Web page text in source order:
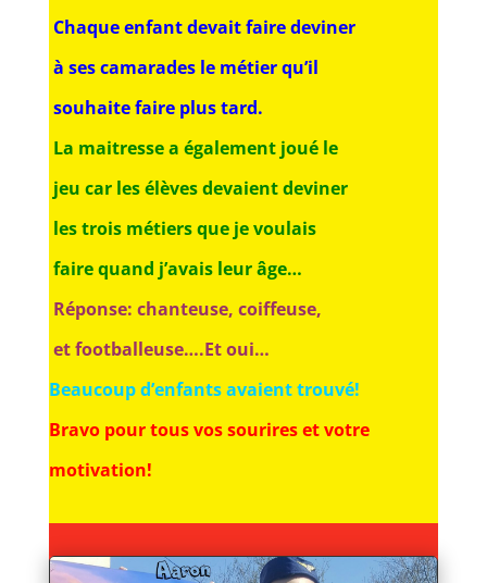
Chaque enfant devait faire deviner
à sescamarades le métier qu’il
souhaite faire plustard.
La maitresse a également joué le
jeu car lesélèves devaient deviner
les trois métiers que je voulais
faire quand j’avais leur âge…
Réponse: chanteuse, coiffeuse,
et footballeuse….Et oui…
Beaucoup d’enfants avaient trouvé!
Bravo pour tous vos sourires et votre
motivation!